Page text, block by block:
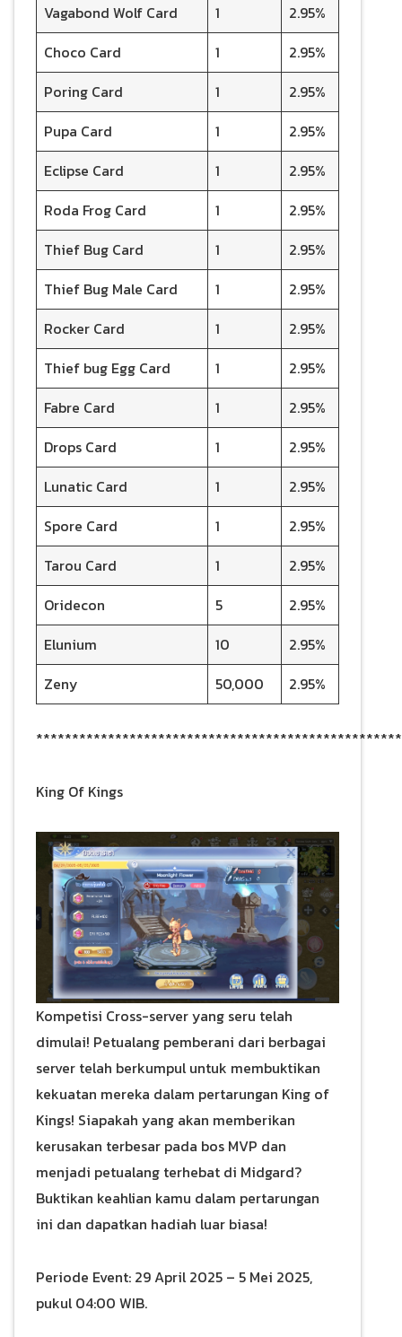
Vagabond Wolf Card
1
2.95%
Choco Card
1
2.95%
Poring Card
1
2.95%
Pupa Card
1
2.95%
Eclipse Card
1
2.95%
Roda Frog Card
1
2.95%
Thief Bug Card
1
2.95%
Thief Bug Male Card
1
2.95%
Rocker Card
1
2.95%
Thief bug Egg Card
1
2.95%
Fabre Card
1
2.95%
Drops Card
1
2.95%
Lunatic Card
1
2.95%
Spore Card
1
2.95%
Tarou Card
1
2.95%
Oridecon
5
2.95%
Elunium
10
2.95%
Zeny
50,000 2.95%
King Of Kings
Kompetisi Cross-server yang seru telah
dimulai! Petualang pemberani dari berbagai
server telah berkumpul untuk membuktikan
kekuatan mereka dalam pertarungan King of
Kings! Siapakah yang akan memberikan
kerusakan terbesar pada bos MVP dan
menjadi petualang terhebat di Midgard?
Buktikan keahlian kamu dalam pertarungan
ini dan dapatkan hadiah luar biasa!
Periode Event: 29 April 2025 – 5 Mei 2025,
pukul 04:00 WIB.